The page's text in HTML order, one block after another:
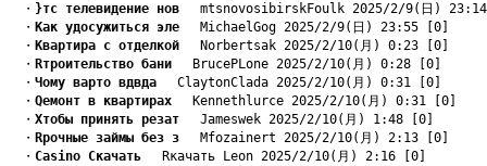
・ }тс телевидение нов mtsnovosibirskFoulk 2025/2/9(日)
・ Kак удосужиться эле MichaelGog 2025/2/9(日) 23:55 [0]
・ Kвартира с отделкой Norbertsak 2025/2/10(月) 0:23 [0]
・ Rтроительство бани BrucePLone 2025/2/10(月) 0:28 [0]
・ Чому варто вдвда ClaytonClada 2025/2/10(月) 0:31 [0]
・ Qемонт в квартирах Kennethlurce 2025/2/10(月) 0:31 [0]
・ Xтобы принять резат Jameswek 2025/2/10(月) 1:48 [0]
・ Rрочные займы без з Mfozainert 2025/2/10(月) 2:13 [0]
・ Casino Скачать Rкачать Leon 2025/2/10(月) 2:16 [0]